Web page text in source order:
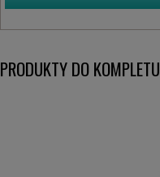
PRODUKTY DO KOMPLETU